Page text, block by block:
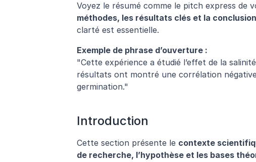
Voyez le résumé comme le pitch express
méthodes, les résultats clés et la conclusion
clarté est essentielle.
Exemple de phrase d’ouverture :
"Cette expérience a étudié l’effet de la
résultats ont montré une corrélation
germination."
Introduction
Cette section présente le contexte
de recherche, l’hypothèse et les bases